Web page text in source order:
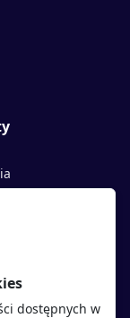
dostępnych w